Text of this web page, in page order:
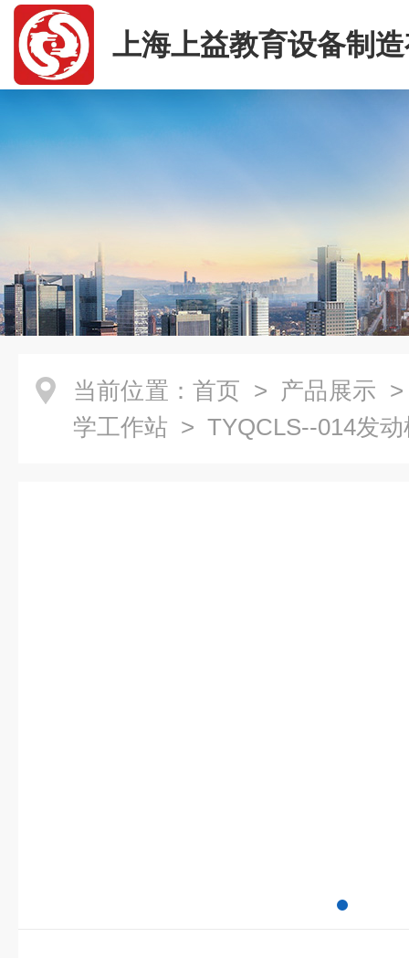
上海上益教育设备制
司
当前位置： 首页 > 产品展示
学工作站 > TYQCLS--014发